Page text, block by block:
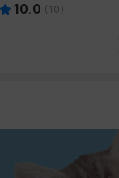
10.0 (10)